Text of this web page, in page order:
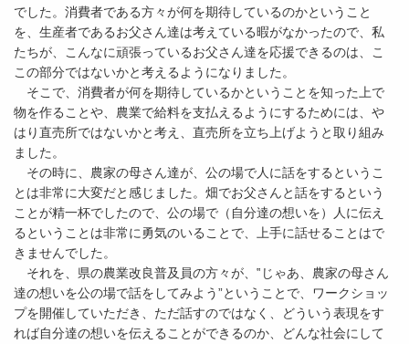
でした。消費者である方々が何を期待しているのかということ
を、生産者であるお父さん達は考えている暇がなかったので、私
たちが、こんなに頑張っているお父さん達を応援できるのは、こ
この部分ではないかと考えるようになりました。
そこで、消費者が何を期待しているかということを知った上で
物を作ることや、農業で給料を支払えるようにするためには、や
はり直売所ではないかと考え、直売所を立ち上げようと取り組み
ました。
その時に、農家の母さん達が、公の場で人に話をするというこ
とは非常に大変だと感じました。畑でお父さんと話をするという
ことが精一杯でしたので、公の場で（自分達の想いを）人に伝え
るということは非常に勇気のいることで、上手に話せることはで
きませんでした。
それを、県の農業改良普及員の方々が、‟じゃあ、農家の母さん
達の想いを公の場で話をしてみよう”ということで、ワークショッ
プを開催していただき、ただ話すのではなく、どういう表現をす
れば自分達の想いを伝えることができるのか、どんな社会にして